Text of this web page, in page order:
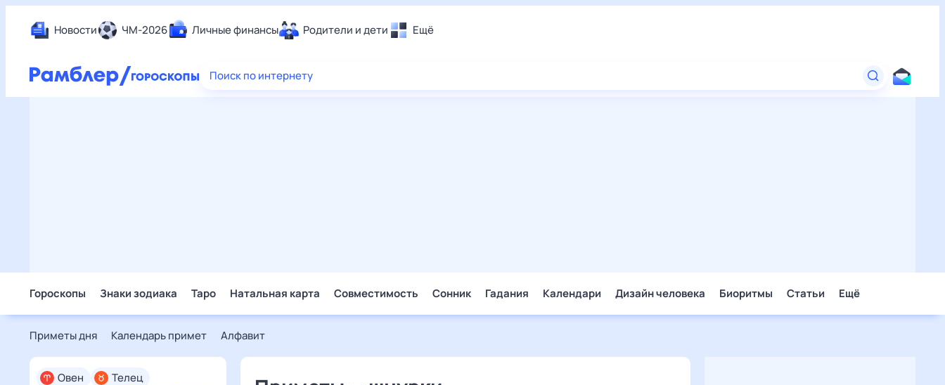
Новости ЧМ-2026 Личные финансы Родители и дети Ещё
Еда
Поиск по интернету
Гороскопы Знаки зодиака Таро Натальная карта Совместимость Сонник Гадания Календари Дизайн человека Биоритмы Статьи Ещё
Приметы дня Календарь примет Алфавит
Овен
Телец